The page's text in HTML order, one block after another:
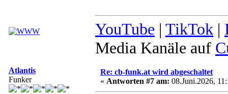
YouTube | TikTok |
Media Kanäle auf
Atlantis
Funker
Re: cb-funk.at wird abgeschaltet
« Antworten #7 am: 08.Juni.2026,